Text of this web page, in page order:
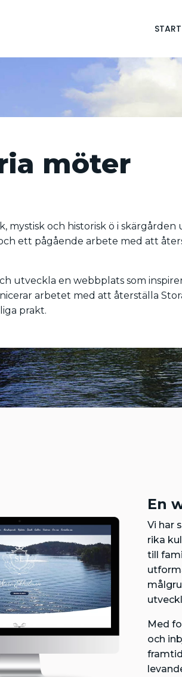
START
möter
mystisk och historisk ö i skärgården
ett pågående arbete med att
utveckla en webbplats som
arbetet med att återställa
prakt.
En
Vi har
rika
till
Med
och